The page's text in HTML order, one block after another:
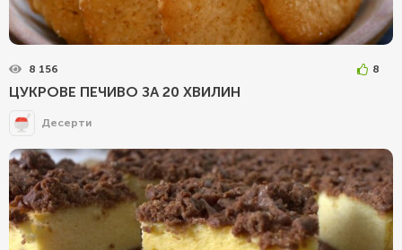
8 156 8
ЦУКРОВЕ ПЕЧИВО ЗА 20 ХВИЛИН
Десерти